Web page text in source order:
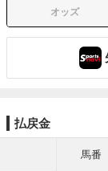
オッズ
払戻金
馬番